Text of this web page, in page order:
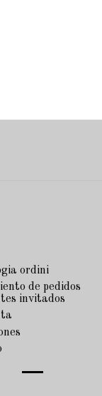
ordini
de pedidos
invitados